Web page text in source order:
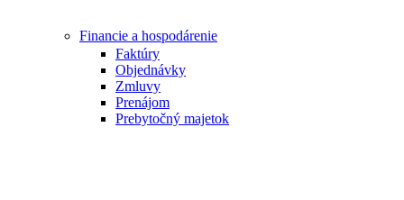
Financie a hospodárenie
Faktúry
Objednávky
Zmluvy
Prenájom
Prebytočný majetok